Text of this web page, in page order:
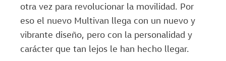
otra vez para revolucionar la movilidad. Por
eso el nuevo Multivan llega con un nuevo y
vibrante diseño, pero con la personalidad y
carácter que tan lejos le han hecho llegar.